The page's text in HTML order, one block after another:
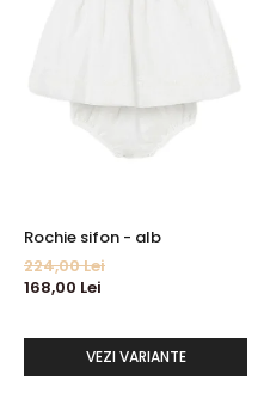
Rochie sifon - alb
224,00 Lei
168,00 Lei
VEZI VARIANTE